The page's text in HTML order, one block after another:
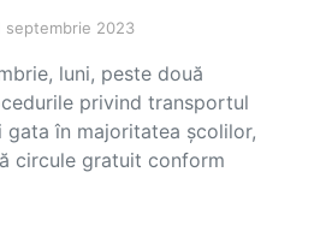
septembrie 2023
luni, peste două
privind transportul
în majoritatea școlilor,
circule gratuit conform